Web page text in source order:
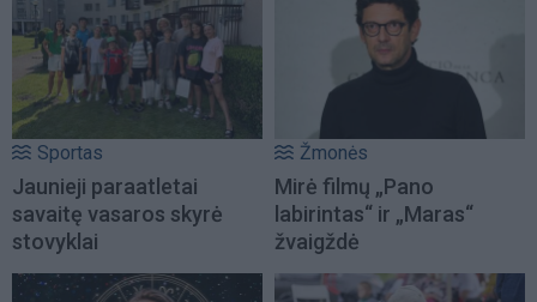
Sportas
Jaunieji paraatletai
savaitę vasaros skyrė
stovyklai
Žmonės
Mirė filmų „Pano
labirintas“ ir „Maras“
žvaigždė